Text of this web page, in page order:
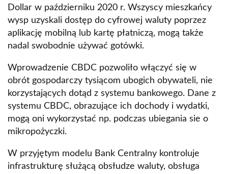
Dollar w październiku 2020 r. Wszyscy mieszkańcy
wysp uzyskali dostęp do cyfrowej waluty poprzez
aplikację mobilną lub kartę płatniczą, mogą także
nadal swobodnie używać gotówki.
Wprowadzenie CBDC pozwoliło włączyć się w
obrót gospodarczy tysiącom ubogich obywateli, nie
korzystających dotąd z systemu bankowego. Dane z
systemu CBDC, obrazujące ich dochody i wydatki,
mogą oni wykorzystać np. podczas ubiegania sie o
mikropożyczki.
W przyjętym modelu Bank Centralny kontroluje
infrastrukturę służącą obsłudze waluty, obsługa